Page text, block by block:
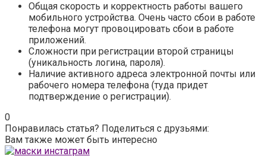
Общая скорость и корректность работы вашего
мобильного устройства. Очень часто сбои в работе
телефона могут провоцировать сбои в работе
приложений.
Сложности при регистрации второй страницы
(уникальность логина, пароля).
Наличие активного адреса электронной почты или
рабочего номера телефона (туда придет
подтверждение о регистрации).
0
Понравилась статья? Поделиться с друзьями:
Вам также может быть интересно